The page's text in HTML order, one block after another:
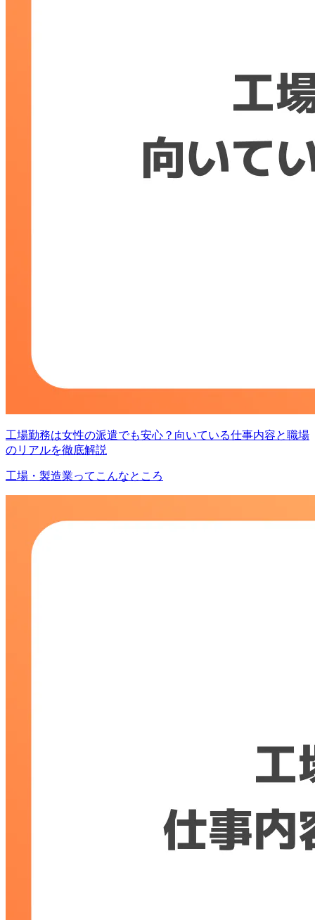
工場勤務は女性の派遣でも安心？向いている仕事内容と職場
のリアルを徹底解説
工場・製造業ってこんなところ